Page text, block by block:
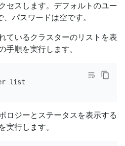
セスします。デフォルトのユー
、パスワードは空です。
ているクラスターのリストを表
手順を実行します。
ロジーとステータスを表示する
実行します。